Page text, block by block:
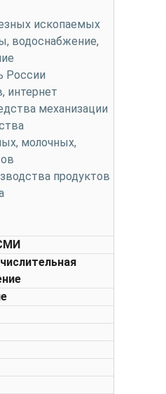
ископаемых
водоснабжение,
России
интернет
механизации
молочных,
продуктов